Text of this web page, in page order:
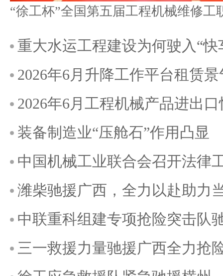
重大水运工程建设为何驶入“快
2026年6月升降工作平台租赁
2026年6月工程机械产品进出
装备制造业“压舱石”作用凸显
中国机械工业联合会召开法律
潍柴驰援广西，全力以赴助力
中联重科组建专项抢险突击队
三一救援力量驰援广西全力抢